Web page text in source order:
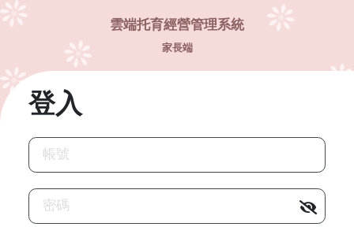
雲端托育經營管理系統
家長端
登入
帳號
密碼